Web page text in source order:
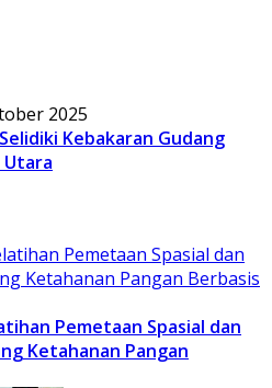
2025
Kebakaran Gudang
Utara
Pemetaan Spasial dan
Ketahanan Pangan